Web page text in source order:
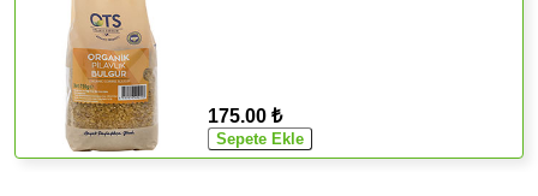
175.00 ₺